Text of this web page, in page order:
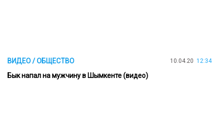
ВИДЕО / ОБЩЕСТВО 10.04.20 12:34
Бык напал на мужчину в Шымкенте (видео)